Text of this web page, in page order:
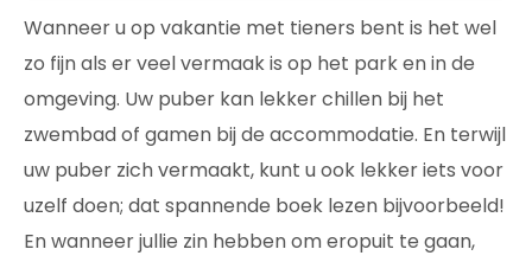
Wanneer u op vakantie met tieners bent is het wel
zo fijn als er veel vermaak is op het park en in de
omgeving. Uw puber kan lekker chillen bij het
zwembad of gamen bij de accommodatie. En terwijl
uw puber zich vermaakt, kunt u ook lekker iets voor
uzelf doen; dat spannende boek lezen bijvoorbeeld!
En wanneer jullie zin hebben om eropuit te gaan,